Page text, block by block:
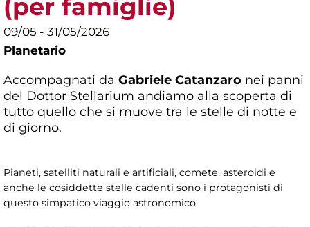
(per famiglie)
09/05 - 31/05/2026
Planetario
Accompagnati da Gabriele Catanzaro nei panni
del Dottor Stellarium andiamo alla scoperta di
tutto quello che si muove tra le stelle di notte e
di giorno.
Pianeti, satelliti naturali e artificiali, comete, asteroidi e
anche le cosiddette stelle cadenti sono i protagonisti di
questo simpatico viaggio astronomico.